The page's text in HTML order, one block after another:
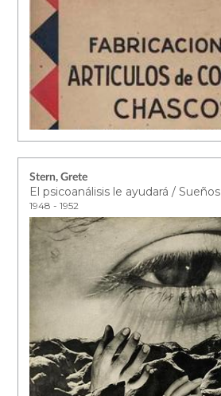
Stern, Grete
El psicoanálisis le ayudará / Sueños
1948 - 1952